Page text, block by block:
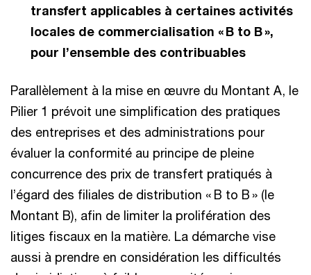
transfert applicables à certaines activités
locales de commercialisation « B to B »,
pour l’ensemble des contribuables
Parallèlement à la mise en œuvre du Montant A, le
Pilier 1 prévoit une simplification des pratiques
des entreprises et des administrations pour
évaluer la conformité au principe de pleine
concurrence des prix de transfert pratiqués à
l’égard des filiales de distribution « B to B » (le
Montant B), afin de limiter la prolifération des
litiges fiscaux en la matière. La démarche vise
aussi à prendre en considération les difficultés